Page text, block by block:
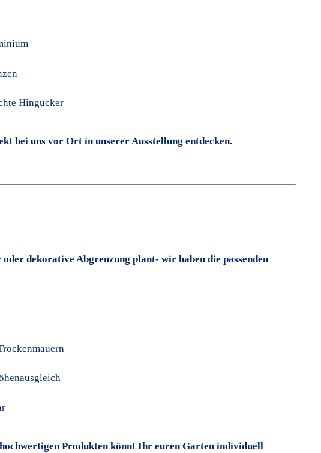
Hingucker
bei uns vor Ort in unserer Ausstellung entdecken.
dekorative Abgrenzung plant- wir haben die passenden
Produkten könnt Ihr euren Garten individuell